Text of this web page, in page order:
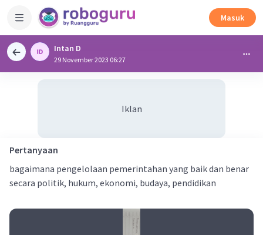
Masuk
Intan D
29 November 2023 06:27
Iklan
Pertanyaan
bagaimana pengelolaan pemerintahan yang baik dan benar
secara politik, hukum, ekonomi, budaya, pendidikan